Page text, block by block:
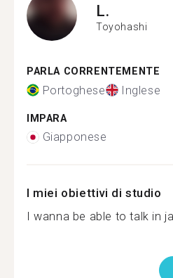
L.
Toyohashi
PARLA CORRENTEMENTE
Portoghese Inglese
IMPARA
Giapponese
I miei obiettivi di studio
I wanna be able to talk in